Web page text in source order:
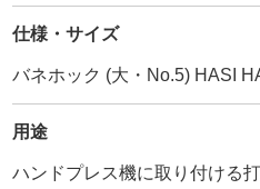
仕様・サイズ
バネホック (大・No.5) HASI
用途
ハンドプレス機に取り付ける打